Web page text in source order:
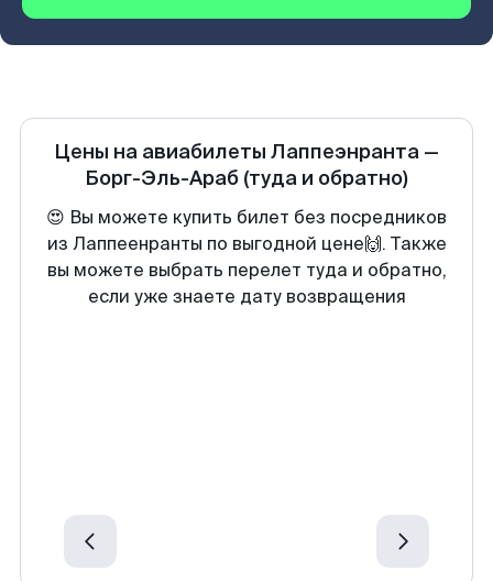
Цены на авиабилеты Лаппеэнранта —
Борг-Эль-Араб (туда и обратно)
😍 Вы можете купить билет без посредников
из Лаппеенранты по выгодной цене🙌. Также
вы можете выбрать перелет туда и обратно,
если уже знаете дату возвращения